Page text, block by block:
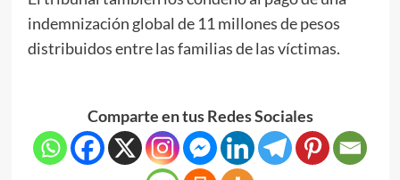
indemnización global de 11 millones de pesos
distribuidos entre las familias de las víctimas.
Comparte en tus Redes Sociales